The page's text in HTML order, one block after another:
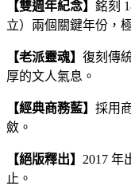
【雙週年紀念】 銘刻
立）兩個關鍵年份，
【老派靈魂】 復刻傳
厚的文人氣息。
【經典商務藍】 採用
斂。
【絕版釋出】 2017 年
止。